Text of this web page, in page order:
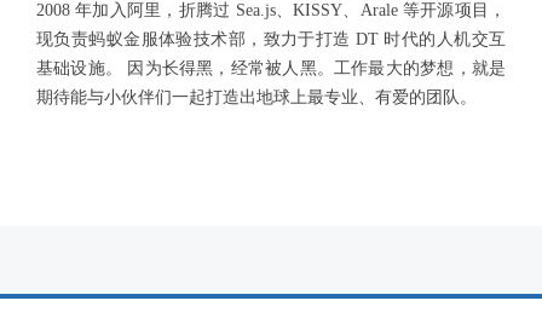
2008 年加入阿里，折腾过 Sea.js、KISSY、Arale 等开源项目，
现负责蚂蚁金服体验技术部，致力于打造 DT 时代的人机交互
基础设施。 因为长得黑，经常被人黑。工作最大的梦想，就是
期待能与小伙伴们一起打造出地球上最专业、有爱的团队。